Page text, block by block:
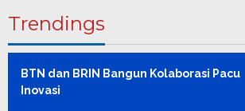
Trendings
BTN dan BRIN Bangun Kolaborasi Pacu
Inovasi